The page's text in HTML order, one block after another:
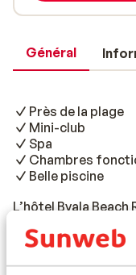
Général
Près de la plage
Mini-club
Spa
Chambres
Belle piscine
L’hôtel Byala
falaise à Byala. Un
contrebas. Les
sont très